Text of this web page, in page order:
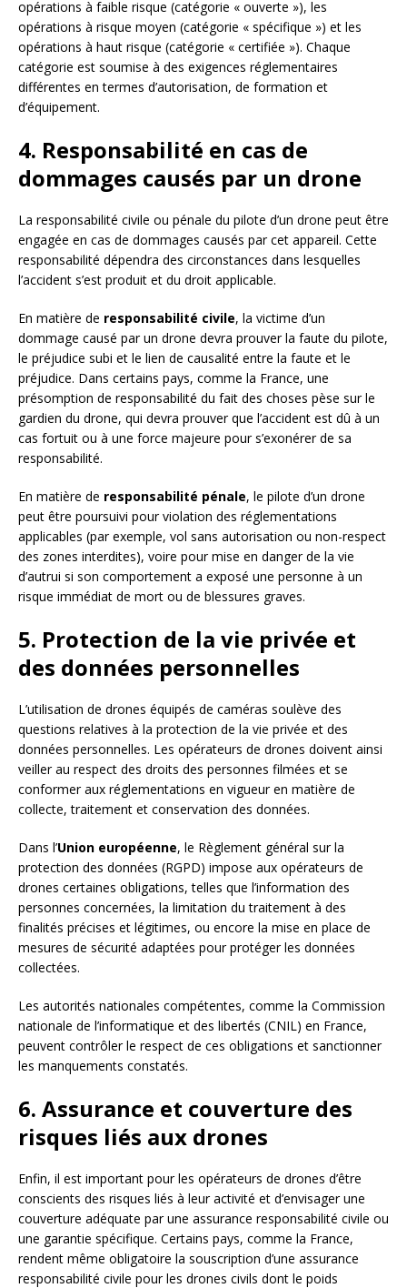
opérations à faible risque (catégorie « ouverte »), les
opérations à risque moyen (catégorie « spécifique ») et les
opérations à haut risque (catégorie « certifiée »). Chaque
catégorie est soumise à des exigences réglementaires
différentes en termes d’autorisation, de formation et
d’équipement.
4. Responsabilité en cas de
dommages causés par un drone
La responsabilité civile ou pénale du pilote d’un drone peut être
engagée en cas de dommages causés par cet appareil. Cette
responsabilité dépendra des circonstances dans lesquelles
l’accident s’est produit et du droit applicable.
En matière de responsabilité civile, la victime d’un
dommage causé par un drone devra prouver la faute du pilote,
le préjudice subi et le lien de causalité entre la faute et le
préjudice. Dans certains pays, comme la France, une
présomption de responsabilité du fait des choses pèse sur le
gardien du drone, qui devra prouver que l’accident est dû à un
cas fortuit ou à une force majeure pour s’exonérer de sa
responsabilité.
En matière de responsabilité pénale, le pilote d’un drone
peut être poursuivi pour violation des réglementations
applicables (par exemple, vol sans autorisation ou non-respect
des zones interdites), voire pour mise en danger de la vie
d’autrui si son comportement a exposé une personne à un
risque immédiat de mort ou de blessures graves.
5. Protection de la vie privée et
des données personnelles
L’utilisation de drones équipés de caméras soulève des
questions relatives à la protection de la vie privée et des
données personnelles. Les opérateurs de drones doivent ainsi
veiller au respect des droits des personnes filmées et se
conformer aux réglementations en vigueur en matière de
collecte, traitement et conservation des données.
Dans l’Union européenne, le Règlement général sur la
protection des données (RGPD) impose aux opérateurs de
drones certaines obligations, telles que l’information des
personnes concernées, la limitation du traitement à des
finalités précises et légitimes, ou encore la mise en place de
mesures de sécurité adaptées pour protéger les données
collectées.
Les autorités nationales compétentes, comme la Commission
nationale de l’informatique et des libertés (CNIL) en France,
peuvent contrôler le respect de ces obligations et sanctionner
les manquements constatés.
6. Assurance et couverture des
risques liés aux drones
Enfin, il est important pour les opérateurs de drones d’être
conscients des risques liés à leur activité et d’envisager une
couverture adéquate par une assurance responsabilité civile ou
une garantie spécifique. Certains pays, comme la France,
rendent même obligatoire la souscription d’une assurance
responsabilité civile pour les drones civils dont le poids